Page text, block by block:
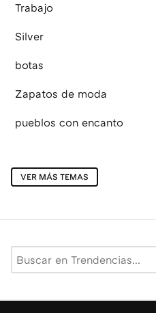
Trabajo
Silver
botas
Zapatos de moda
pueblos con encanto
VER MÁS TEMAS